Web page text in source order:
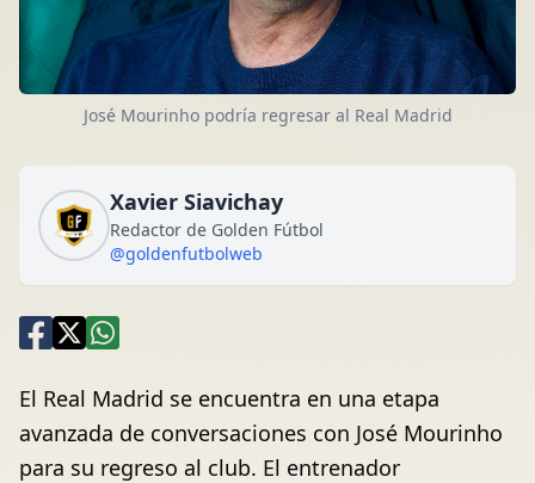
José Mourinho podría regresar al Real Madrid
Xavier Siavichay
Redactor de Golden Fútbol
@goldenfutbolweb
El Real Madrid se encuentra en una etapa
avanzada de conversaciones con José Mourinho
para su regreso al club. El entrenador